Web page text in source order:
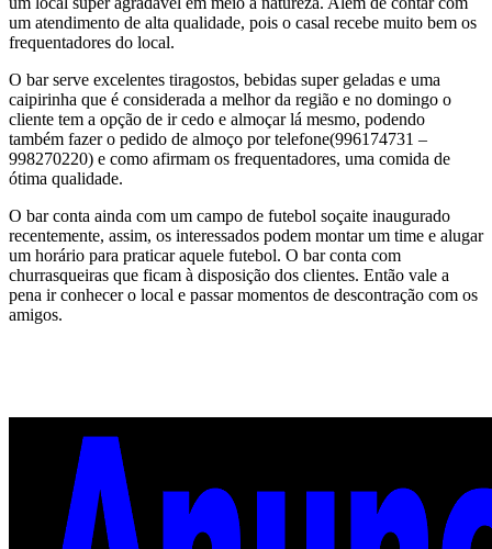
um atendimento de alta qualidade, pois o casal recebe muito bem os
frequentadores do local.
O bar serve excelentes tiragostos, bebidas super geladas e uma
caipirinha que é considerada a melhor da região e no domingo o
cliente tem a opção de ir cedo e almoçar lá mesmo, podendo
também fazer o pedido de almoço por telefone(996174731 –
998270220) e como afirmam os frequentadores, uma comida de
ótima qualidade.
O bar conta ainda com um campo de futebol soçaite inaugurado
recentemente, assim, os interessados podem montar um time e alugar
um horário para praticar aquele futebol. O bar conta com
churrasqueiras que ficam à disposição dos clientes. Então vale a
pena ir conhecer o local e passar momentos de descontração com os
amigos.